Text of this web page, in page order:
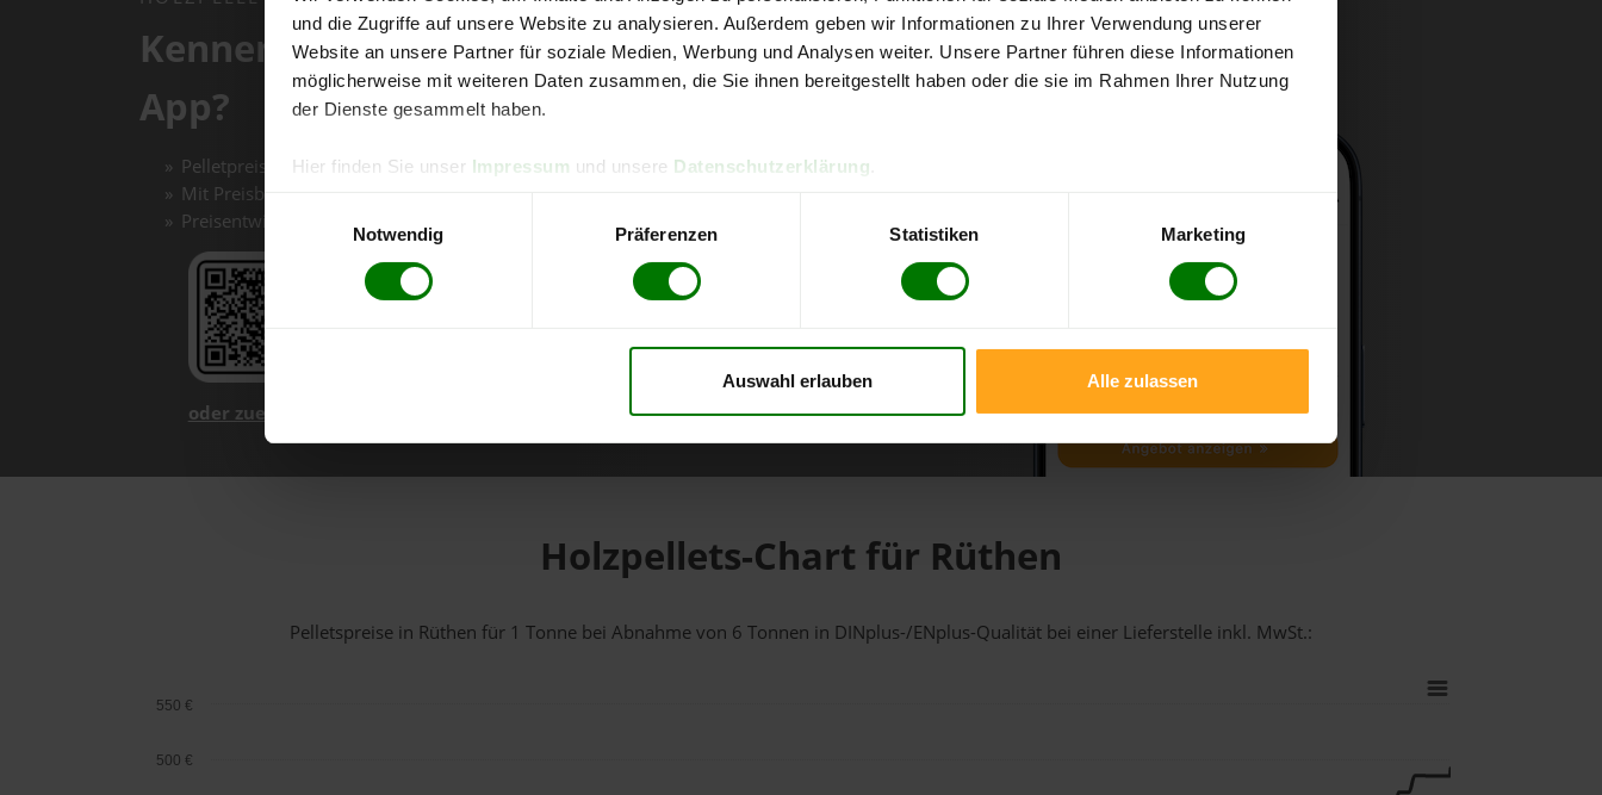
und die Zugriffe auf unsere Website zu analysieren. Außerdem geben wir Informationen zu Ihrer Verwendung unserer
Website an unsere Partner für soziale Medien, Werbung und Analysen weiter. Unsere Partner führen diese Informationen
möglicherweise mit weiteren Daten zusammen, die Sie ihnen bereitgestellt haben oder die sie im Rahmen Ihrer Nutzung
der Dienste gesammelt haben.
Hier finden Sie unser Impressum und unsere Datenschutzerklärung
Notwendig
Präferenzen Statistiken Marketing
Auswahl erlauben Alle zulassen
Kennen Sie schon unsere kostenlose
App?
Pelletpreise mit einem Klick vergleichen und direkt online bestellen
Mit Preisbenachrichtigungen immer auf dem aktuellen Stand
Preisentwicklungen im Chart einfach nachverfolgen
oder zuerst mehr über unsere App erfahren
Holzpellets-Chart für Rüthen
Pelletspreise in Rüthen für 1 Tonne bei Abnahmevon 6 Tonnen in DINplus-/ENplus-Qualität bei einer Lieferstelle inkl. MwSt.:
500 €
550 €